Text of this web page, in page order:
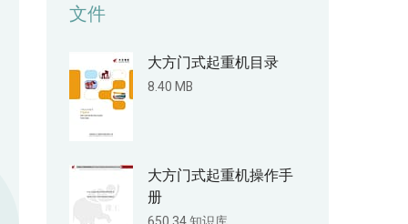
文件
大方门式起重机目录
8.40 MB
大方门式起重机操作手
册